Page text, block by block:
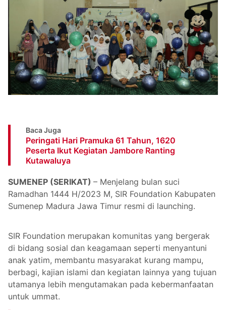
Baca Juga
Peringati Hari Pramuka 61 Tahun, 1620
Peserta Ikut Kegiatan Jambore Ranting
Kutawaluya
SUMENEP (SERIKAT) – Menjelang bulan suci
Ramadhan 1444 H/2023 M, SIR Foundation Kabupaten
Sumenep Madura Jawa Timur resmi di launching.
SIR Foundation merupakan komunitas yang bergerak
di bidang sosial dan keagamaan seperti menyantuni
anak yatim, membantu masyarakat kurang mampu,
berbagi, kajian islami dan kegiatan lainnya yang tujuan
utamanya lebih mengutamakan pada kebermanfaatan
untuk ummat.